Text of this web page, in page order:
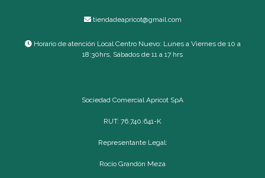
tiendadeapricot@gmail.com
Horario de atención Local Centro Nuevo: Lunes a Viernes de 10 a
18:30hrs, Sábados de 11 a 17 hrs
Sociedad Comercial Apricot SpA
RUT: 76.740.641-K
Representante Legal:
Rocío Grandón Meza